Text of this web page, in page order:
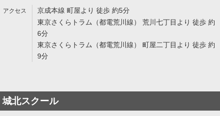
京成本線 町屋より 徒歩 約5分
東京さくらトラム（都電荒川線） 荒川七丁目より 徒歩 約
6分
東京さくらトラム（都電荒川線） 町屋二丁目より 徒歩 約
9分
城北スクール